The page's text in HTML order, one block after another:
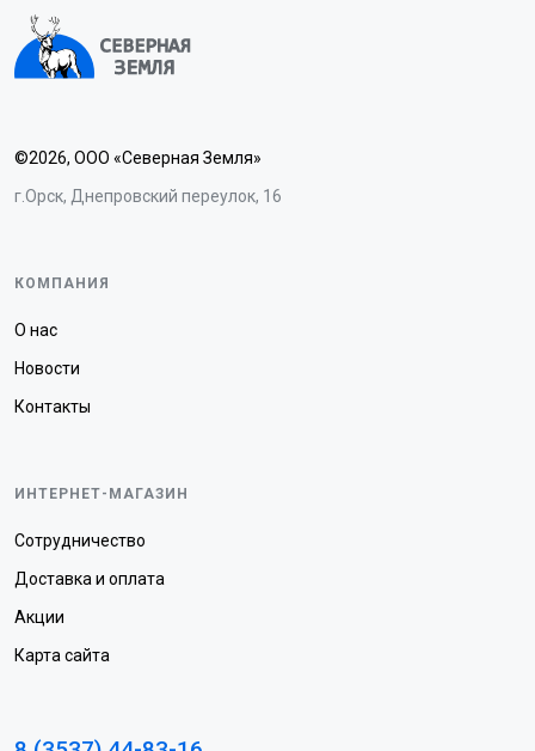
©2026, ООО «Северная Земля»
г.Орск, Днепровский переулок, 16
КОМПАНИЯ
О нас
Новости
Контакты
ИНТЕРНЕТ-МАГАЗИН
Сотрудничество
Доставка и оплата
Акции
Карта сайта